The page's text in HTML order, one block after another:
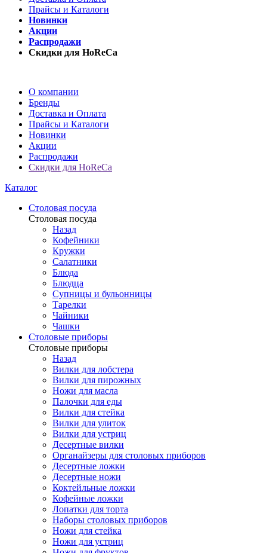
Прайсы и Каталоги
Новинки
Акции
Распродажи
Скидки для HoReCa
О компании
Бренды
Доставка и Оплата
Прайсы и Каталоги
Новинки
Акции
Распродажи
Скидки для HoReCa
Каталог
Столовая посуда
Столовая посуда
Назад
Кофейники
Кружки
Салатники
Блюда
Блюдца
Супницы и бульонницы
Тарелки
Чайники
Чашки
Cтоловые приборы
Cтоловые приборы
Назад
Вилки для лобстера
Вилки для пирожных
Ножи для масла
Палочки для еды
Вилки для стейка
Вилки для улиток
Вилки для устриц
Десертные вилки
Органайзеры для столовых приборов
Десертные ложки
Десертные ножи
Коктейльные ложки
Кофейные ложки
Лопатки для торта
Наборы столовых приборов
Ножи для стейка
Ножи для устриц